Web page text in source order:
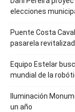
elecciones
Puente Costa
pasarela
Equipo Estelar
mundial de la
Iluminación
un año